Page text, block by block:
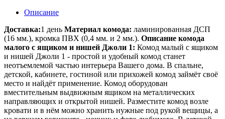
Описание
Доставка:1 день Материал комода: ламинированная ДСП
(16 мм.), кромка ПВХ (0,4 мм. и 2 мм.). Описание комода
малого с ящиком и нишей Джоли 1: Комод малый с ящиком
и нишей Джоли 1 - простой и удобный комод станет
неотъемлемой частью интерьера Вашего дома. В спальне,
детской, кабинете, гостиной или прихожей комод займёт своё
место и найдёт применение. Комод оборудован
вместительным выдвижным ящиком на металлических
направляющих и открытой нишей. Разместите комод возле
кровати и в нём можно хранить нужные под рукой вещицы, а